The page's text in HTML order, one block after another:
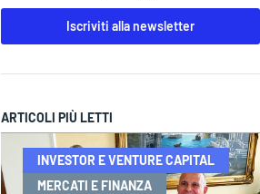
Iscriviti alla newsletter
ARTICOLI PIÙ LETTI
INVESTOR E VENTURE CAPITAL
MERCATI E FINANZA